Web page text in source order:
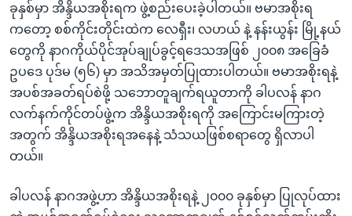
ခုနှစ်မှာ အိန္ဒိယအစိုးရက ဖွဲ့စည်းပေးခဲ့ပါတယ်။ ဗမာအစိုးရ
ကတော့ စစ်ကိုင်းတိုင်းထဲက လေရှီး၊ လဟယ် နဲ့ နန်းယွန်း မြို့နယ်
တွေကို နာဂကိုယ်ပိုင်အုပ်ချုပ်ခွင့်ရဒေသအဖြစ် ၂၀၀၈ အခြေခံ
ဥပဒေ ပုဒ်မ (၅၆) မှာ အသိအမှတ်ပြုထားပါတယ်။ ဗမာအစိုးရနဲ့
အပစ်အခတ်ရပ်စဲဖို့ သဘောတူချက်ရယူတာကို ခါပလန် နာဂ
လက်နက်ကိုင်တပ်ဖွဲ့က အိန္ဒိယအစိုးရကို အကြောင်းမကြားတဲ့
အတွက် အိန္ဒိယအစိုးရအနေနဲ့ သံသယဖြစ်စရာတွေ ရှိလာပါ
တယ်။
ခါပလန် နာဂအဖွဲ့ဟာ အိန္ဒိယအစိုးရနဲ့ ၂၀၀၀ ခုနှစ်မှာ ပြုလုပ်ထား